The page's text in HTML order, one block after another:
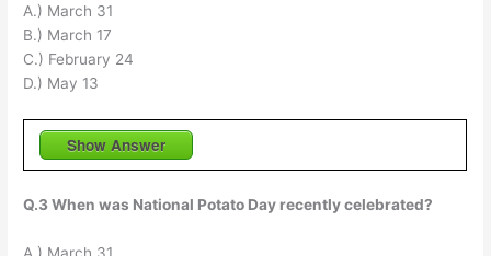
A.) March 31
B.) March 17
C.) February 24
D.) May 13
Show Answer
Q.3 When was National Potato Day recently celebrated?